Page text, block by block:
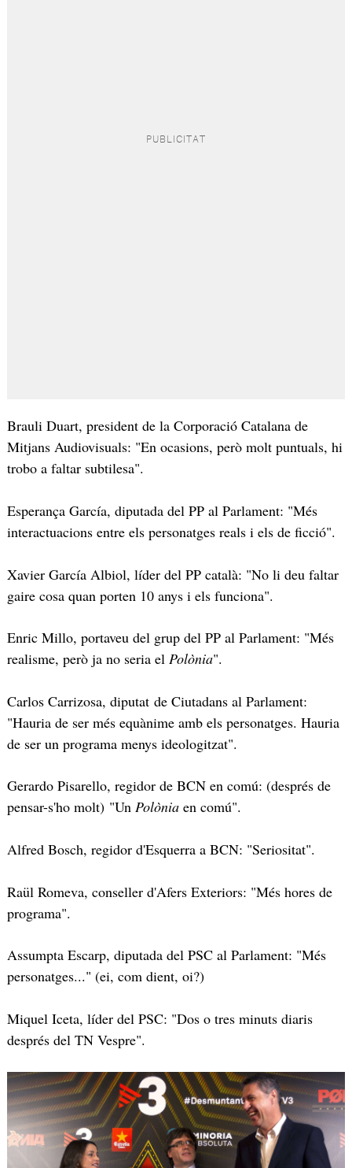
Brauli Duart, president de la Corporació Catalana de
Mitjans Audiovisuals: "En ocasions, però molt puntuals, hi
trobo a faltar subtilesa".
Esperança García, diputada del PP al Parlament: "Més
interactuacions entre els personatges reals i els de ficció".
Xavier García Albiol, líder del PP català: "No li deu faltar
gaire cosa quan porten 10 anys i els funciona".
Enric Millo, portaveu del grup del PP al Parlament: "Més
realisme, però ja no seria el Polònia".
Carlos Carrizosa, diputat de Ciutadans al Parlament:
"Hauria de ser més equànime amb els personatges. Hauria
de ser un programa menys ideologitzat".
Gerardo Pisarello, regidor de BCN en comú: (després de
pensar-s'ho molt) "Un Polònia en comú".
Alfred Bosch, regidor d'Esquerra a BCN: "Seriositat".
Raül Romeva, conseller d'Afers Exteriors: "Més hores de
programa".
Assumpta Escarp, diputada del PSC al Parlament: "Més
personatges..." (ei, com dient, oi?)
Miquel Iceta, líder del PSC: "Dos o tres minuts diaris
després del TN Vespre".